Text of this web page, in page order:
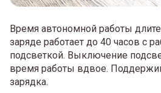
Время автономной работы
заряде работает до 40 часов с
подсветкой. Выключение
время работы вдвое.
зарядка.